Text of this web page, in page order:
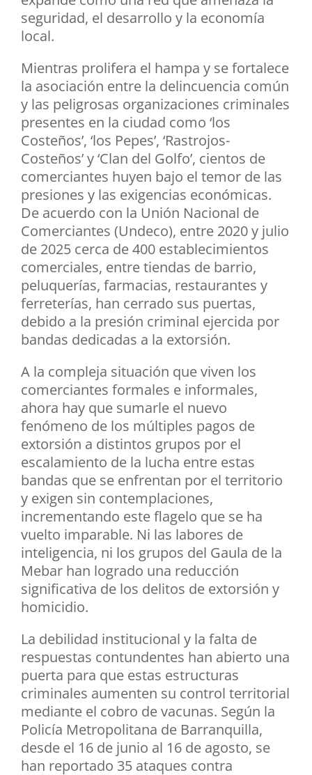
seguridad, el desarrollo y la economía
local.
Mientras prolifera el hampa y se fortalece
la asociación entre la delincuencia común
y las peligrosas organizaciones criminales
presentes en la ciudad como ‘los
Costeños’, ‘los Pepes’, ‘Rastrojos-
Costeños’ y ‘Clan del Golfo’, cientos de
comerciantes huyen bajo el temor de las
presiones y las exigencias económicas.
De acuerdo con la Unión Nacional de
Comerciantes (Undeco), entre 2020 y julio
de 2025 cerca de 400 establecimientos
comerciales, entre tiendas de barrio,
peluquerías, farmacias, restaurantes y
ferreterías, han cerrado sus puertas,
debido a la presión criminal ejercida por
bandas dedicadas a la extorsión.
A la compleja situación que viven los
comerciantes formales e informales,
ahora hay que sumarle el nuevo
fenómeno de los múltiples pagos de
extorsión a distintos grupos por el
escalamiento de la lucha entre estas
bandas que se enfrentan por el territorio
y exigen sin contemplaciones,
incrementando este flagelo que se ha
vuelto imparable. Ni las labores de
inteligencia, ni los grupos del Gaula de la
Mebar han logrado una reducción
significativa de los delitos de extorsión y
homicidio.
La debilidad institucional y la falta de
respuestas contundentes han abierto una
puerta para que estas estructuras
criminales aumenten su control territorial
mediante el cobro de vacunas. Según la
Policía Metropolitana de Barranquilla,
desde el 16 de junio al 16 de agosto, se
han reportado 35 ataques contra